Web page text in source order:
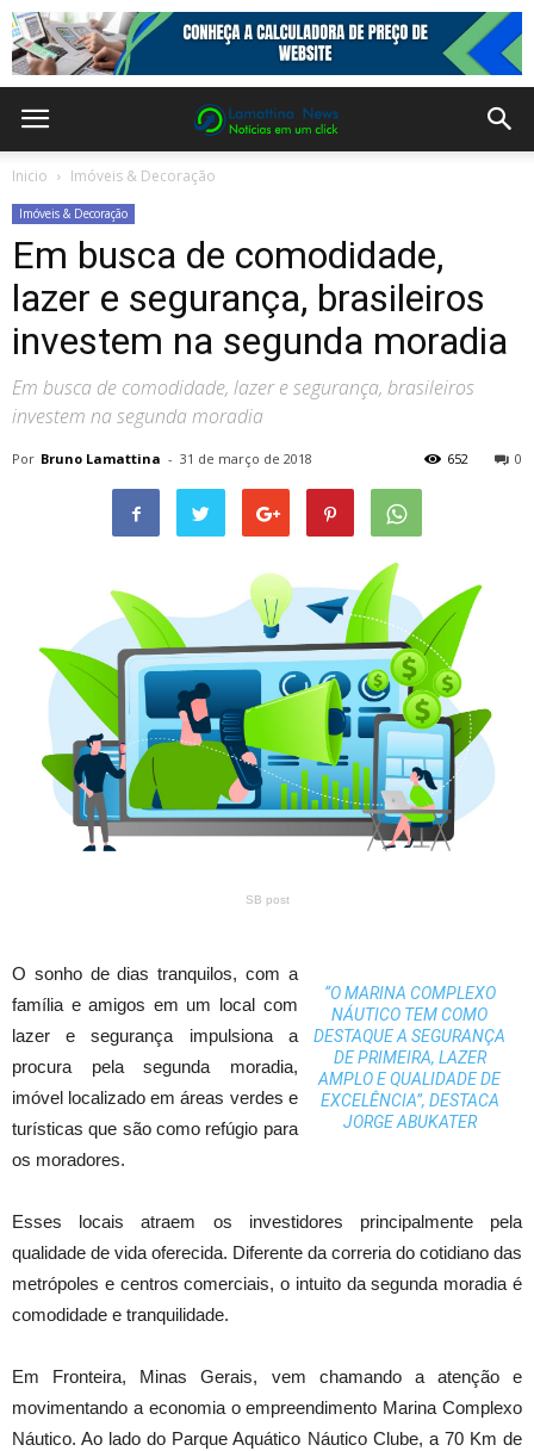
Inicio Imóveis & Decoração
Imóveis & Decoração
Em busca de comodidade,
lazer e segurança, brasileiros
investem na segunda moradia
Em busca de comodidade, lazer e segurança, brasileiros
investem na segunda moradia
Por Bruno Lamattina - 31 de março de 2018 0
652
SB post
“O MARINA COMPLEXO
NÁUTICO TEM COMO
DESTAQUE A SEGURANÇA
DE PRIMEIRA, LAZER
AMPLO E QUALIDADE DE
EXCELÊNCIA”, DESTACA
JORGE ABUKATER
O sonho de dias tranquilos, com a
família e amigos em um local com
lazer e segurança impulsiona a
procura pela segunda moradia,
imóvel localizado em áreas verdes e
turísticas que são como refúgio para
os moradores.
Esses locais atraem os investidores principalmente pela
qualidade de vida oferecida. Diferente da correria do cotidiano das
metrópoles e centros comerciais, o intuito da segunda moradia é
comodidade e tranquilidade.
Em Fronteira, Minas Gerais, vem chamando a atenção e
movimentando a economia o empreendimento Marina Complexo
Náutico. Ao lado do Parque Aquático Náutico Clube, a 70 Km de